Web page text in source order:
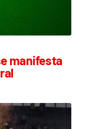
manifesta